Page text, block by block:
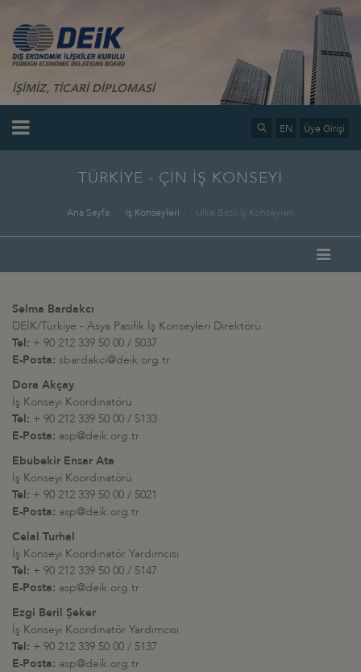
İŞİMİZ, TİCARİ DİPLOMASİ
EN Üye Girişi
TÜRKİYE - ÇİN İŞ KONSEYİ
Ana Sayfa İş Konseyleri Ülke Bazlı İş Konseyleri
Selma Bardakcı
DEİK/Türkiye - Asya Pasifik İş Konseyleri Direktörü
Tel: + 90 212 339 50 00 / 5037
E-Posta: sbardakci@deik.org.tr
Dora Akçay
İş Konseyi Koordinatörü
Tel: + 90 212 339 50 00 / 5133
E-Posta: asp@deik.org.tr
Ebubekir Ensar Ata
İş Konseyi Koordinatörü
Tel: + 90 212 339 50 00 / 5021
E-Posta: asp@deik.org.tr
Celal Turhal
İş Konseyi Koordinatör Yardımcısı
Tel: + 90 212 339 50 00 / 5147
E-Posta: asp@deik.org.tr
Ezgi Beril Şeker
İş Konseyi Koordinatör Yardımcısı
Tel: + 90 212 339 50 00 / 5137
E-Posta: asp@deik.org.tr